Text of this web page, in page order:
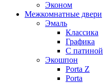
Эконом
Межкомнатные двери
Эмаль
Классика
Графика
С патиной
Экошпон
Porta Z
Porta